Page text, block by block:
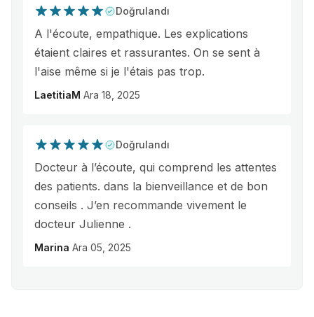
Doğrulandı
A l'écoute, empathique. Les explications
étaient claires et rassurantes. On se sent à
l'aise même si je l'étais pas trop.
LaetitiaM Ara 18, 2025
Doğrulandı
Docteur à l’écoute, qui comprend les attentes
des patients. dans la bienveillance et de bon
conseils . J’en recommande vivement le
docteur Julienne .
Marina Ara 05, 2025